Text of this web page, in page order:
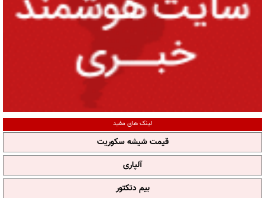
لینک های مفید
قیمت شیشه سکوریت
آلپاری
بیم دتکتور